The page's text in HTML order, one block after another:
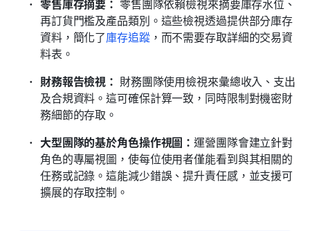
零售庫存摘要： 零售團隊依賴檢視來摘要庫存水位、
再訂貨門檻及產品類別。這些檢視透過提供部分庫存
資料，簡化了庫存追蹤，而不需要存取詳細的交易資
料表。
財務報告檢視： 財務團隊使用檢視來彙總收入、支出
及合規資料。這可確保計算一致，同時限制對機密財
務細節的存取。
大型團隊的基於角色操作視圖：運營團隊會建立針對
角色的專屬視圖，使每位使用者僅能看到與其相關的
任務或記錄。這能減少錯誤、提升責任感，並支援可
擴展的存取控制。